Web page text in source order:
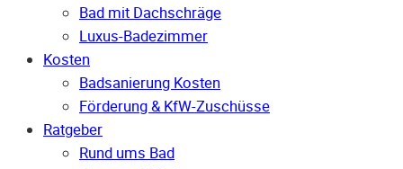
Bad mit Dachschräge
Luxus-Badezimmer
Kosten
Badsanierung Kosten
Förderung & KfW-Zuschüsse
Ratgeber
Rund ums Bad